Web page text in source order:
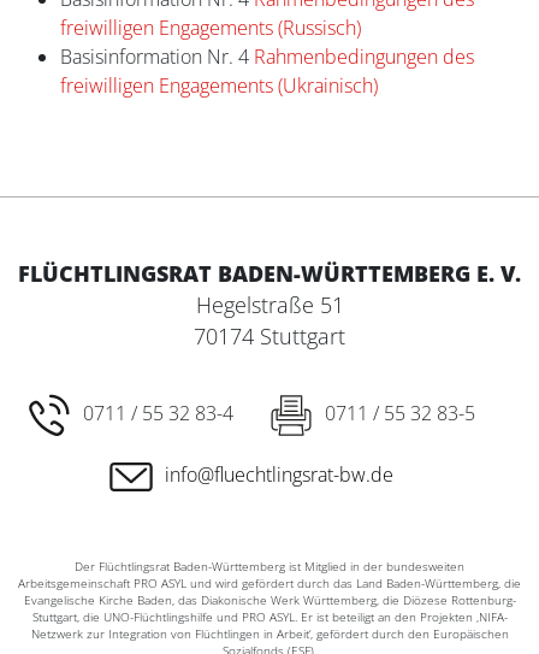
freiwilligen Engagements (Russisch)
Basisinformation Nr. 4 Rahmenbedingungen des
freiwilligen Engagements (Ukrainisch)
FLÜCHTLINGSRAT BADEN-WÜRTTEMBERG E. V.
Hegelstraße 51
70174 Stuttgart
0711 / 55 32 83-4 0711 / 55 32 83-5
info@fluechtlingsrat-bw.de
Der Flüchtlingsrat Baden-Württemberg ist Mitglied in der bundesweiten
Arbeitsgemeinschaft PRO ASYL und wird gefördert durch das Land Baden-Württemberg, die
Evangelische Kirche Baden, das Diakonische Werk Württemberg, die Diözese Rottenburg-
Stuttgart, die UNO-Flüchtlingshilfe und PRO ASYL. Er ist beteiligt an den Projekten ‚NIFA-
Netzwerk zur Integration von Flüchtlingen in Arbeit‘, gefördert durch den Europäischen